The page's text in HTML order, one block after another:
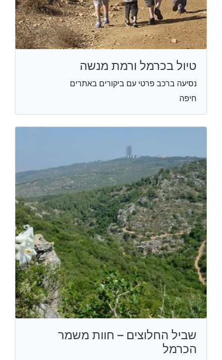
טיול בכרמל ורמת מנשה
נסיעה ברכב פרטי עם ביקורים באתרים
חיפה
שביל החלוצים – חוות משמר
הכרמל